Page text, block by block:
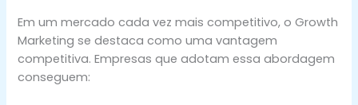
Em um mercado cada vez mais competitivo, o Growth
Marketing se destaca como uma vantagem
competitiva. Empresas que adotam essa abordagem
conseguem: